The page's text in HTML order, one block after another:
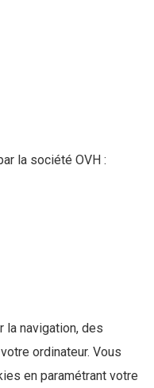
la société OVH :
la navigation, des
ordinateur. Vous
en paramétrant votre